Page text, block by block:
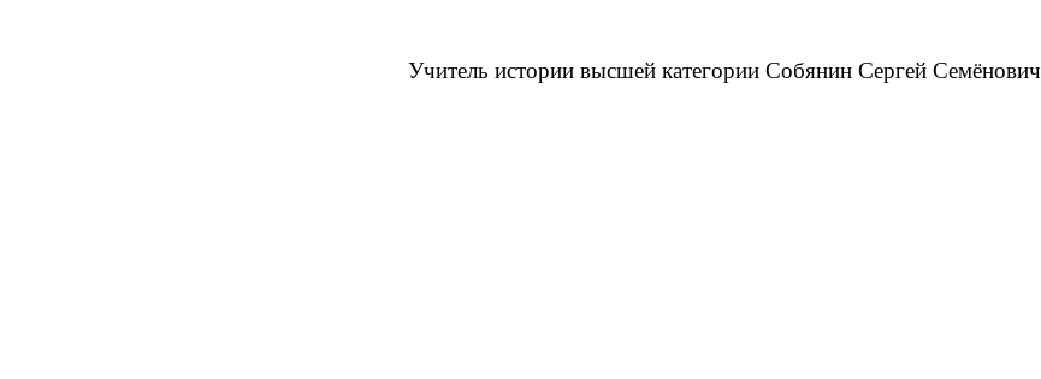
Учитель истории высшей категории Собянин Сергей Семёнович